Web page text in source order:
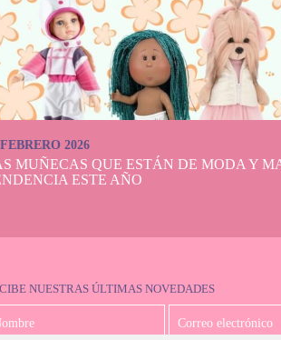
2026
MUÑECAS QUE ESTÁN DE MODA Y
ESTE AÑO
NUESTRAS ÚLTIMAS NOVEDADES